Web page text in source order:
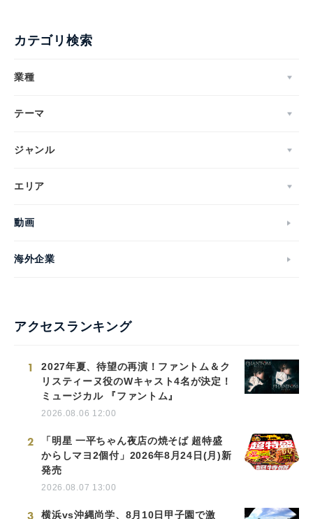
カテゴリ検索
業種
テーマ
ジャンル
エリア
動画
海外企業
アクセスランキング
1
2027年夏、待望の再演！ファントム＆ク
リスティーヌ役のWキャスト4名が決定！
ミュージカル 『ファントム』
2026.08.06 12:00
2
「明星 一平ちゃん夜店の焼そば 超特盛
からしマヨ2個付」2026年8月24日(月)新
発売
2026.08.07 13:00
3 横浜vs沖縄尚学、8月10日甲子園で激